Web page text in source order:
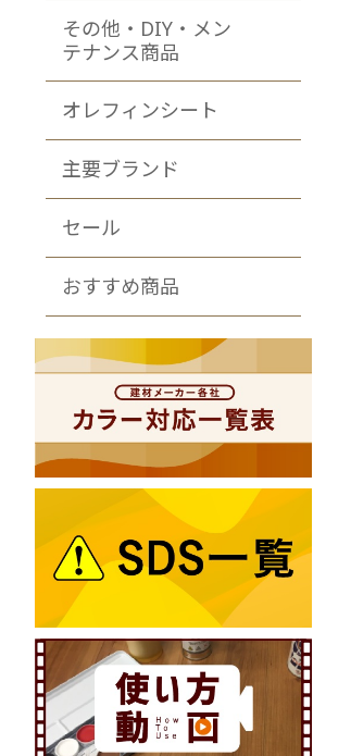
その他・DIY・メン
テナンス商品
オレフィンシート
主要ブランド
セール
おすすめ商品